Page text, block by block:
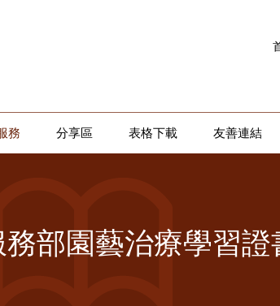
務 分享區 表格下載 友善連結
部園藝治療學習證